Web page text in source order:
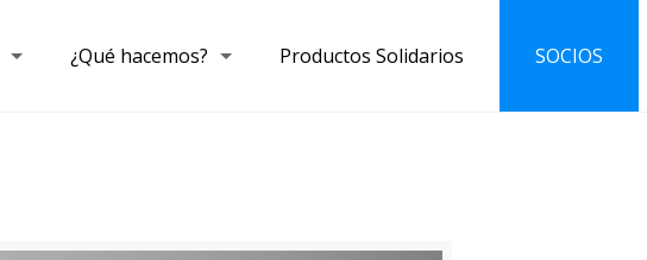
¿Qué hacemos? Productos Solidarios SOCIOS